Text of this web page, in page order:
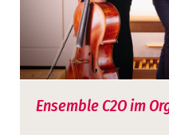
Ensemble C2O im